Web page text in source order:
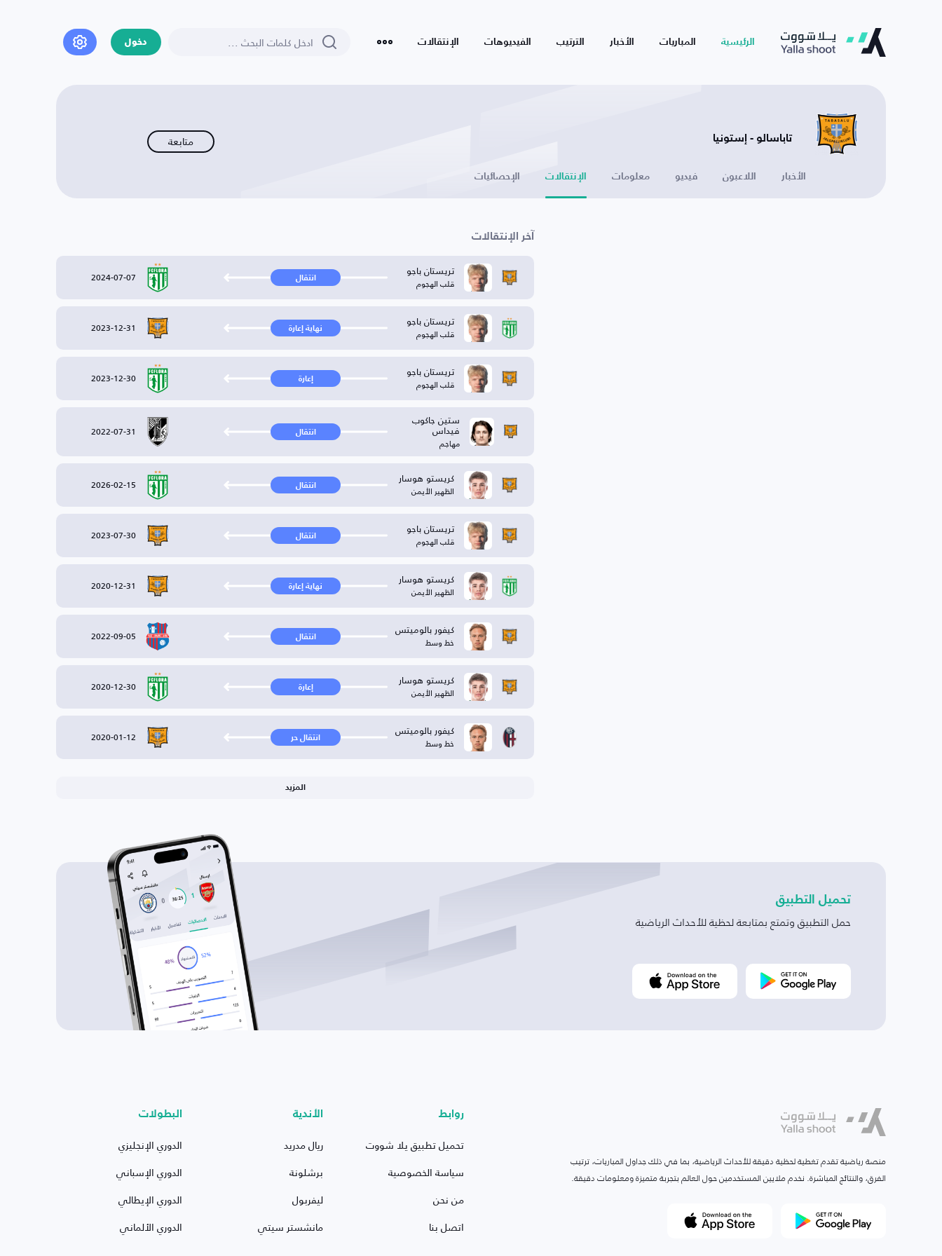
الرئيسية المباريات الأخبار الترتيب الفيديوهات الإنتقالات دخول
تاباسالو - إستونيا متابعة
الأخبار اللاعبون فيديو معلومات الإنتقالات الإحصائيات
آخر الإنتقالات
تريستان باجو
قلب الهجوم انتقال 2024-07-07
تريستان باجو
قلب الهجوم نهاية إعارة 2023-12-31
تريستان باجو
قلب الهجوم إعارة 2023-12-30
ستين جاكوب
فيداس
مهاجم
انتقال 2022-07-31
كريستو هوسار
الظهير الأيمن انتقال 2026-02-15
تريستان باجو
قلب الهجوم انتقال 2023-07-30
كريستو هوسار
الظهير الأيمن نهاية إعارة 2020-12-31
كيفور بالوميتس
خط وسط انتقال 2022-09-05
كريستو هوسار
الظهير الأيمن إعارة 2020-12-30
كيفور بالوميتس
خط وسط انتقال حر 2020-01-12
المزيد
تحميل التطبيق
حمل التطبيق وتمتع بمتابعة لحظية للأحداث الرياضية
منصة رياضية تقدم تغطية لحظية دقيقة للأحداث الرياضية، بما في ذلك جداول المباريات، ترتيب
الفرق، والنتائج المباشرة. نخدم ملايين المستخدمين حول العالم بتجربة متميزة ومعلومات دقيقة.
روابط
تحميل تطبيق يلا شووت
سياسة الخصوصية
من نحن
اتصل بنا
الأندية
ريال مدريد
برشلونة
ليفربول
مانشستر سيتي
البطولات
الدوري الإنجليزي
الدوري الإسباني
الدوري الإيطالي
الدوري الألماني